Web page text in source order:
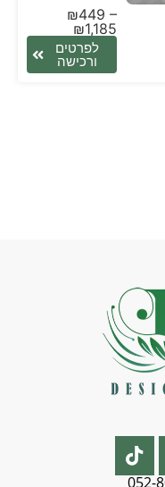
₪449 –
₪1,185
לפרטים
ורכישה